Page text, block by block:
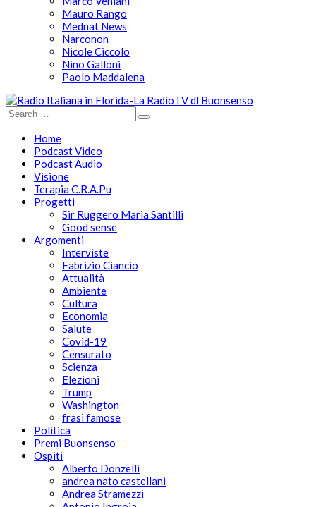
Mauro Rango
Mednat News
Narconon
Nicole Ciccolo
Nino Galloni
Paolo Maddalena
Home
Podcast Video
Podcast Audio
Visione
Terapia C.R.A.Pu
Progetti
Sir Ruggero Maria Santilli
Good sense
Argomenti
Interviste
Fabrizio Ciancio
Attualità
Ambiente
Cultura
Economia
Salute
Covid-19
Censurato
Scienza
Elezioni
Trump
Washington
frasi famose
Politica
Premi Buonsenso
Ospiti
Alberto Donzelli
andrea nato castellani
Andrea Stramezzi